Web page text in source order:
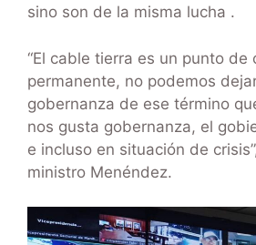
sino son de la misma lucha .
“El cable tierra es un punto de
permanente, no podemos
gobernanza de ese término
nos gusta gobernanza, el
e incluso en situación de
ministro Menéndez.